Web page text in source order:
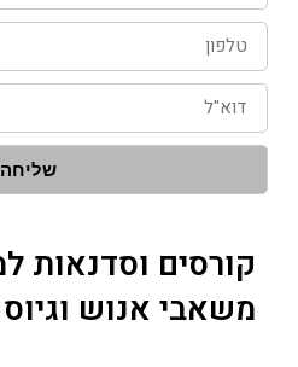
טלפון
דוא"ל
שליחה
משאבי אנוש וגיוס